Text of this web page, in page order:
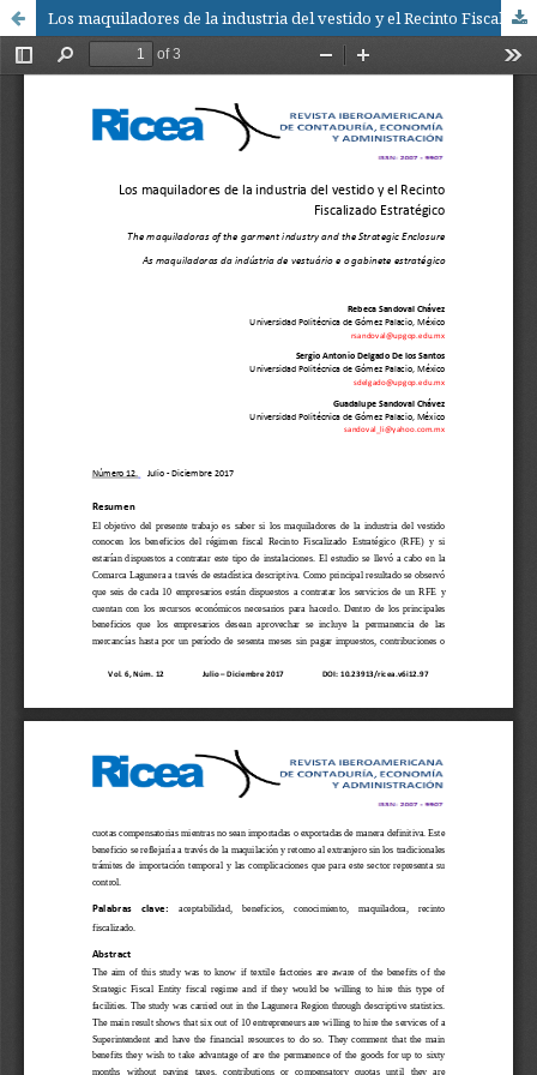
Los maquiladores de la industria del vestido y el Recinto Fiscalizado Estratégico / The maquiladoras of the garment industry and the Strategic Enclosure